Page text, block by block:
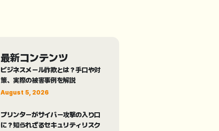
最新コンテンツ
ビジネスメール詐欺とは？手口や対
策、実際の被害事例を解説
August 5, 2026
プリンターがサイバー攻撃の入り口
に？知られざるセキュリティリスク